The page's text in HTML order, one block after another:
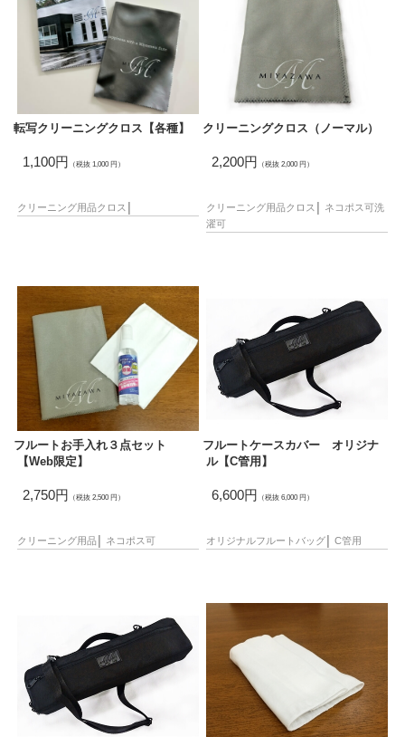
転写クリーニングクロス【各種】
1,100円 （税抜 1,000 円）
クリーニング用品クロス
クリーニングクロス（ノーマル）
2,200円 （税抜 2,000 円）
クリーニング用品クロス ネコポス可洗
濯可
フルートお手入れ３点セット
【Web限定】
2,750円 （税抜 2,500 円）
クリーニング用品 ネコポス可
フルートケースカバー オリジナ
ル【C管用】
6,600円 （税抜 6,000 円）
オリジナルフルートバッグ C管用